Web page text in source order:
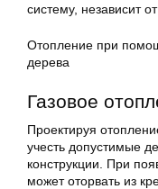
систему, независит
Отопление при
дерева
Газовое
Проектируя
учесть допустимые
конструкции. При
может оторвать из